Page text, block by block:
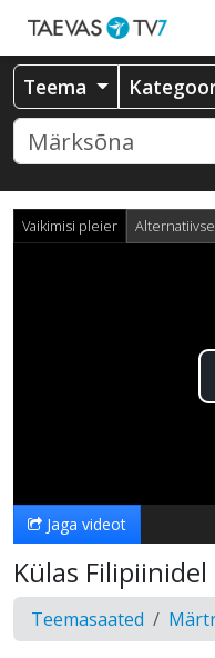
Teema
Vaikimisi pleier
Jaga videot
Külas Filipiinidel
Teemasaated